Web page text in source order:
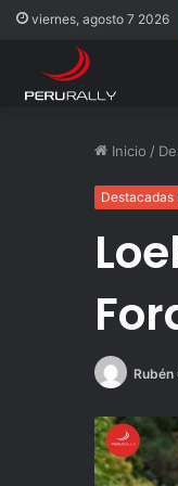
viernes, agosto 7 2026
Inicio /
Destacadas
Rubén